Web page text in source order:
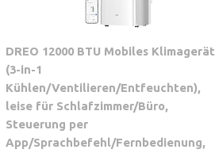
DREO 12000 BTU Mobiles Klimagerät
(3-in-1
Kühlen/Ventilieren/Entfeuchten),
leise für Schlafzimmer/Büro,
Steuerung per
App/Sprachbefehl/Fernbedienung,